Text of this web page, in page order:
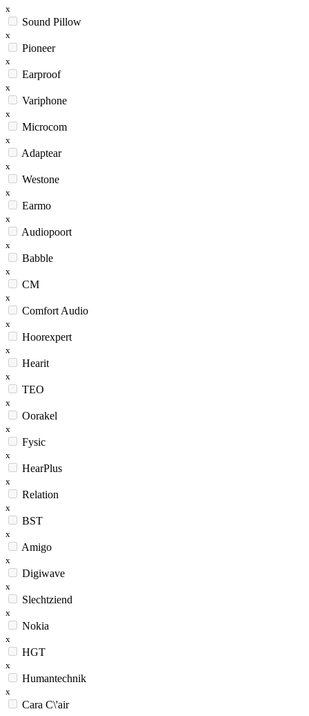
x
Sound Pillow
x
Pioneer
x
Earproof
x
Variphone
x
Microcom
x
Adaptear
x
Westone
x
Earmo
x
Audiopoort
x
Babble
x
CM
x
Comfort Audio
x
Hoorexpert
x
Hearit
x
TEO
x
Oorakel
x
Fysic
x
HearPlus
x
Relation
x
BST
x
Amigo
x
Digiwave
x
Slechtziend
x
Nokia
x
HGT
x
Humantechnik
x
Cara C\'air